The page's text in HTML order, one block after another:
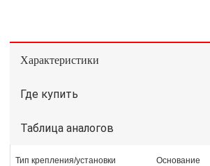
Характеристики
Где купить
Таблица аналогов
Тип крепления/установки Основание